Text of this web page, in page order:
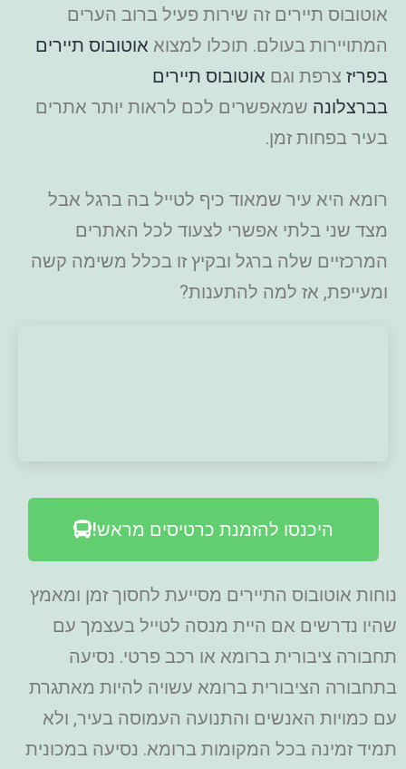
אוטובוס תיירים זה שירות פעיל ברוב הערים
המתויירות בעולם. תוכלו למצוא אוטובוס תיירים
בפריז צרפת וגם אוטובוס תיירים
בברצלונה שמאפשרים לכם לראות יותר אתרים
בעיר בפחות זמן.
רומא היא עיר שמאוד כיף לטייל בה ברגל אבל
מצד שני בלתי אפשרי לצעוד לכל האתרים
המרכזיים שלה ברגל ובקיץ זו בכלל משימה קשה
ומעייפת, אז למה להתענות?
היכנסו להזמנת כרטיסים מראש!
נוחות אוטובוס התיירים מסייעת לחסוך זמן ומאמץ
שהיו נדרשים אם היית מנסה לטייל בעצמך עם
תחבורה ציבורית ברומא או רכב פרטי. נסיעה
בתחבורה הציבורית ברומא עשויה להיות מאתגרת
עם כמויות האנשים והתנועה העמוסה בעיר, ולא
תמיד זמינה בכל המקומות ברומא. נסיעה במכונית